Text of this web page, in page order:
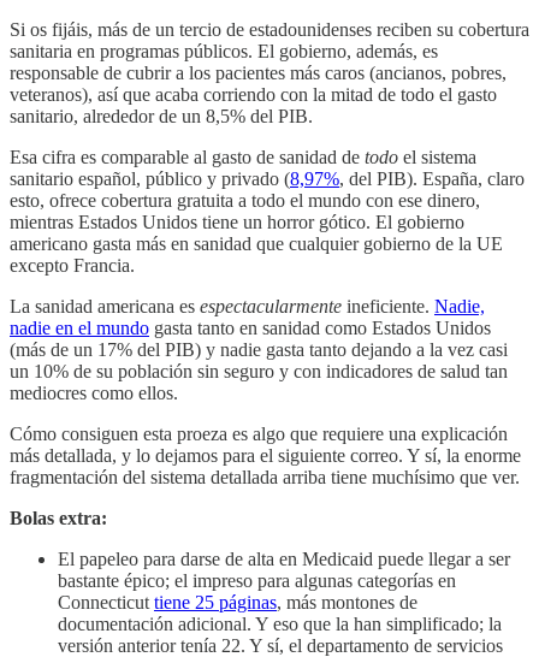
Si os fijáis, más de un tercio de estadounidenses reciben su cobertura
sanitaria en programas públicos. El gobierno, además, es
responsable de cubrir a los pacientes más caros (ancianos, pobres,
veteranos), así que acaba corriendo con la mitad de todo el gasto
sanitario, alrededor de un 8,5% del PIB.
Esa cifra es comparable al gasto de sanidad de todo el sistema
sanitario español, público y privado (8,97%, del PIB). España, claro
esto, ofrece cobertura gratuita a todo el mundo con ese dinero,
mientras Estados Unidos tiene un horror gótico. El gobierno
americano gasta más en sanidad que cualquier gobierno de la UE
excepto Francia.
La sanidad americana es espectacularmente ineficiente. Nadie,
nadie en el mundo gasta tanto en sanidad como Estados Unidos
(más de un 17% del PIB) y nadie gasta tanto dejando a la vez casi
un 10% de su población sin seguro y con indicadores de salud tan
mediocres como ellos.
Cómo consiguen esta proeza es algo que requiere una explicación
más detallada, y lo dejamos para el siguiente correo. Y sí, la enorme
fragmentación del sistema detallada arriba tiene muchísimo que ver.
Bolas extra:
El papeleo para darse de alta en Medicaid puede llegar a ser
bastante épico; el impreso para algunas categorías en
Connecticut tiene 25 páginas, más montones de
documentación adicional. Y eso que la han simplificado; la
versión anterior tenía 22. Y sí, el departamento de servicios